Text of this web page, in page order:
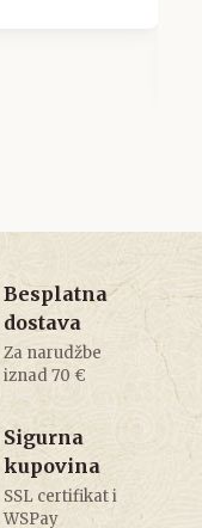
Besplatna
dostava
Za narudžbe
iznad 70 €
Sigurna
kupovina
SSL certifikat i
WSPay